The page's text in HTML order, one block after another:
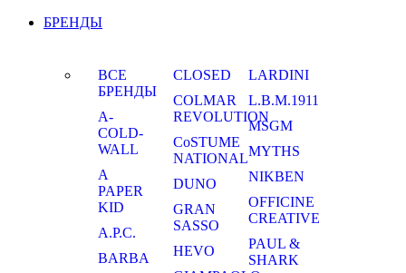
БРЕНДЫ
ВСЕ
БРЕНДЫ
A-
COLD-
WALL
A
PAPER
KID
A.P.C.
BARBA
CLOSED
COLMAR
REVOLUTION
CoSTUME
NATIONAL
DUNO
GRAN
SASSO
HEVO
LARDINI
L.B.M.1911
MSGM
MYTHS
NIKBEN
OFFICINE
CREATIVE
PAUL &
SHARK